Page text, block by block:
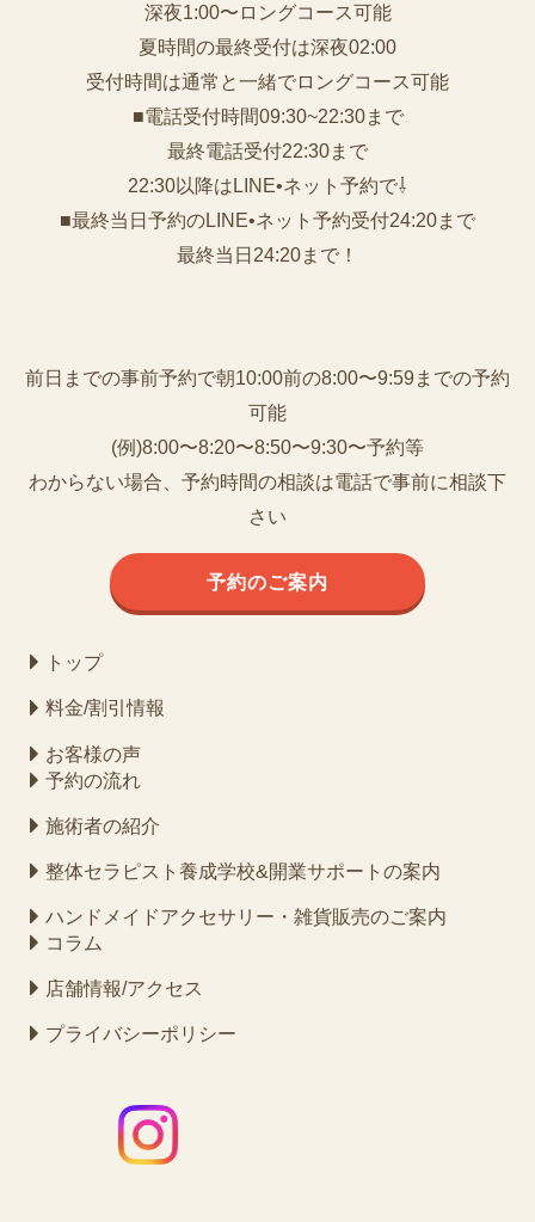
深夜1:00〜ロングコース可能
夏時間の最終受付は深夜02:00
受付時間は通常と一緒でロングコース可能
■電話受付時間09:30~22:30まで
️最終電話受付22:30まで
22:30以降はLINE•ネット予約で⇩
■最終当日予約のLINE•ネット予約受付24:20まで
最終当日24:20まで！
前日までの事前予約で朝10:00前の8:00〜9:59までの予約
可能
(例)8:00〜8:20〜8:50〜9:30〜予約等
わからない場合、予約時間の相談は電話で事前に相談下
さい
予約のご案内
トップ
料金/割引情報
お客様の声
予約の流れ
施術者の紹介
整体セラピスト養成学校&開業サポートの案内
ハンドメイドアクセサリー・雑貨販売のご案内
コラム
店舗情報/アクセス
プライバシーポリシー